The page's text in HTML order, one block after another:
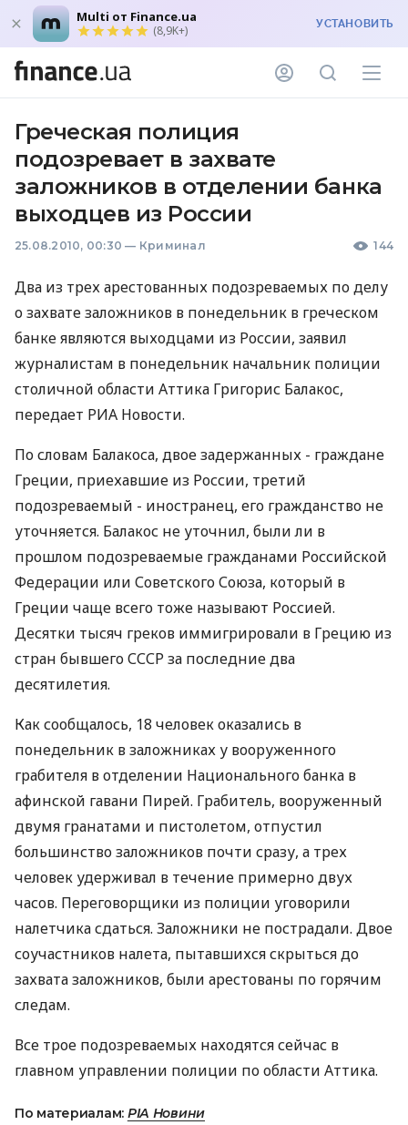
Multi от Finance.ua
(8,9K+) УСТАНОВИТЬ
Греческая полиция
подозревает в захвате
заложников в отделении банка
выходцев из России
25.08.2010, 00:30 — Криминал 144
Два из трех арестованных подозреваемых по делу
о захвате заложников в понедельник в греческом
банке являются выходцами из России, заявил
журналистам в понедельник начальник полиции
столичной области Аттика Григорис Балакос,
передает РИА Новости.
По словам Балакоса, двое задержанных - граждане
Греции, приехавшие из России, третий
подозреваемый - иностранец, его гражданство не
уточняется. Балакос не уточнил, были ли в
прошлом подозреваемые гражданами Российской
Федерации или Советского Союза, который в
Греции чаще всего тоже называют Россией.
Десятки тысяч греков иммигрировали в Грецию из
стран бывшего СССР за последние два
десятилетия.
Как сообщалось, 18 человек оказались в
понедельник в заложниках у вооруженного
грабителя в отделении Национального банка в
афинской гавани Пирей. Грабитель, вооруженный
двумя гранатами и пистолетом, отпустил
большинство заложников почти сразу, а трех
человек удерживал в течение примерно двух
часов. Переговорщики из полиции уговорили
налетчика сдаться. Заложники не пострадали. Двое
соучастников налета, пытавшихся скрыться до
захвата заложников, были арестованы по горячим
следам.
Все трое подозреваемых находятся сейчас в
главном управлении полиции по области Аттика.
По материалам: РІА Новини